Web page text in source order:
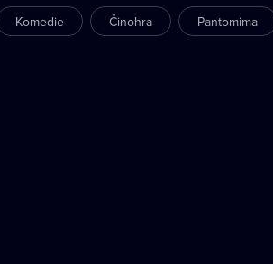
Komedie Činohra Pantomima